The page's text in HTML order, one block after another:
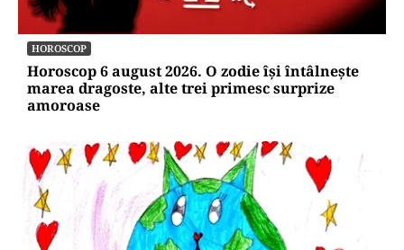
HOROSCOP
Horoscop 6 august 2026. O zodie își întâlnește
marea dragoste, alte trei primesc surprize
amoroase